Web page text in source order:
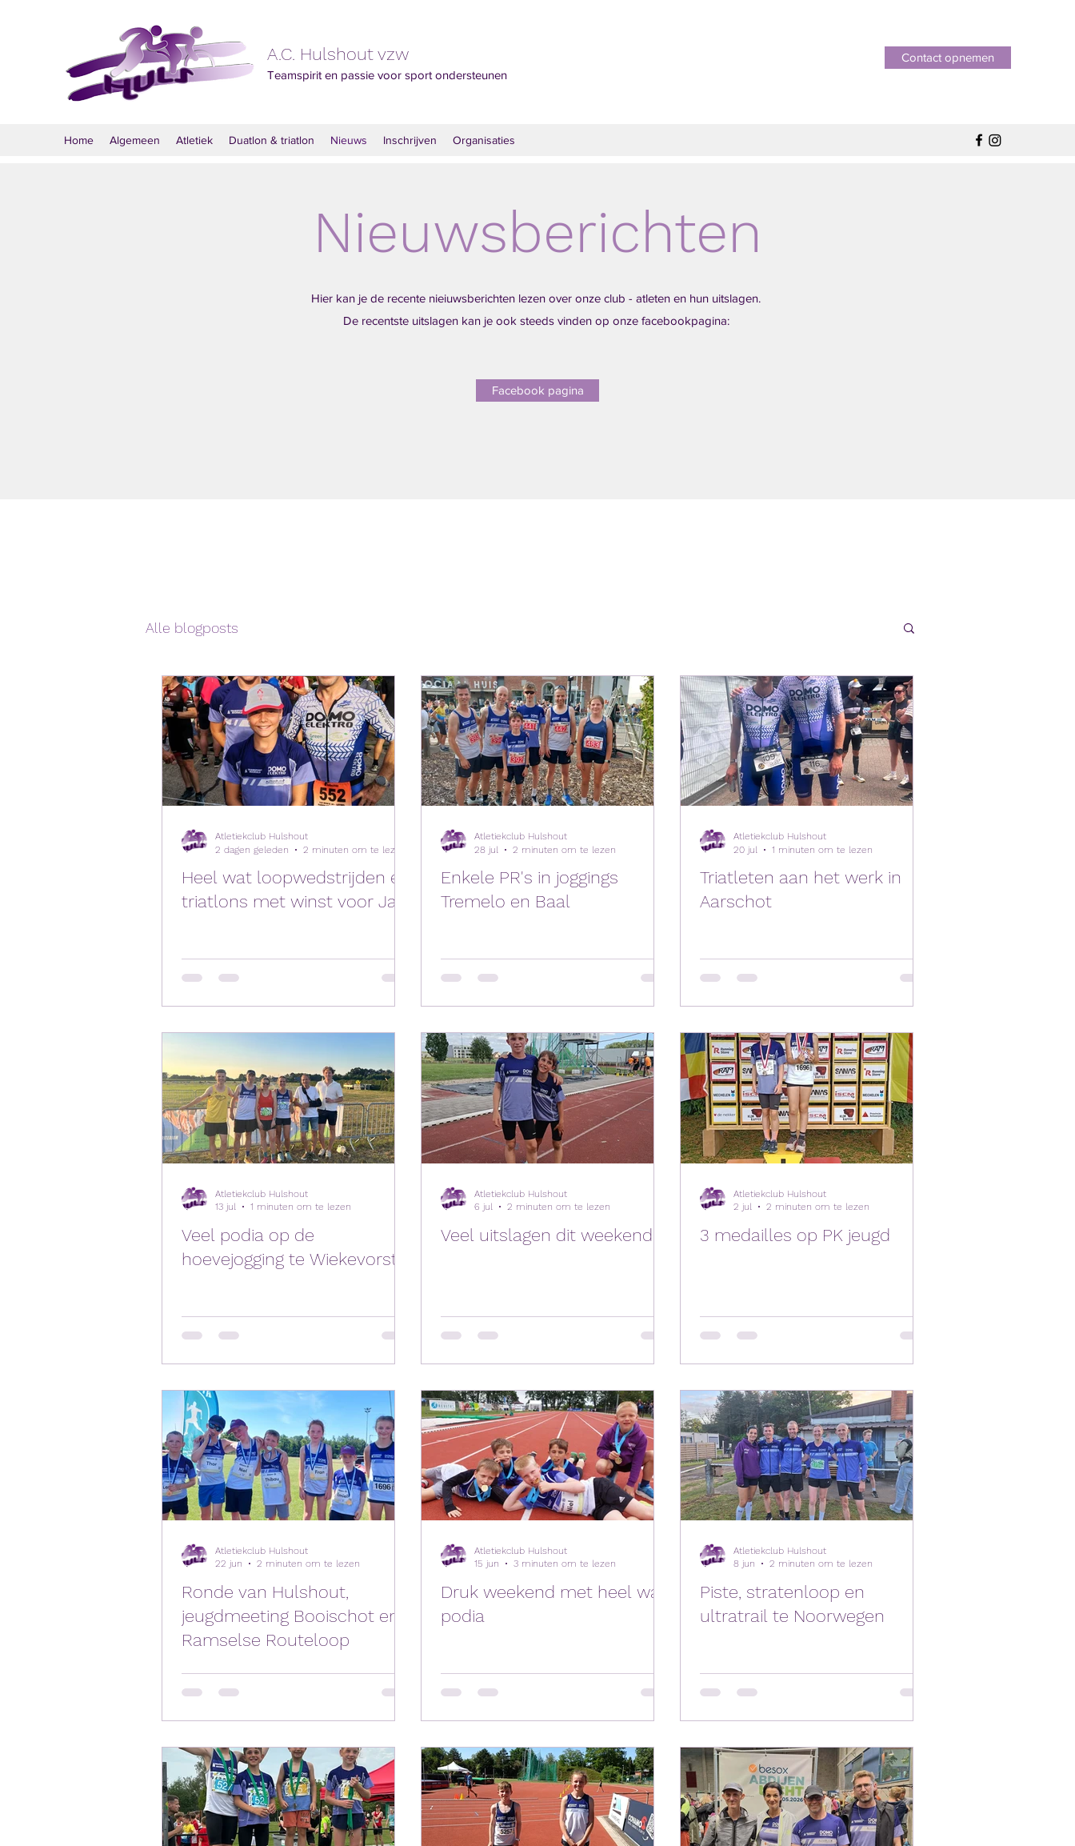
A.C. Hulshout vzw
Teamspirit en passie voor sport ondersteunen
Contact opnemen
Home Algemeen Atletiek Duatlon & triatlon Nieuws Inschrijven Organisaties
Nieuwsberichten
Hier kan je de recente nieiuwsberichten lezen over onze club - atleten en hun uitslagen.
De recentste uitslagen kan je ook steeds vinden op onze facebookpagina:
Facebook pagina
Alle blogposts
Heel wat loopwedstrijden en
triatlons met winst voor Jari
Atletiekclub Hulshout
2 dagen geleden
Enkele PR's in joggings
Tremelo en Baal
Atletiekclub Hulshout
28 jul
2 minuten om te lezen
Triatleten aan het werk in
Aarschot
Atletiekclub Hulshout
20 jul
1 minuten om te lezen
Veel podia op de
hoevejogging te Wiekevorst
Atletiekclub Hulshout
13 jul
1 minuten om te lezen
Veel uitslagen dit weekend
Atletiekclub Hulshout
6 jul
2 minuten om te lezen
3 medailles op PK jeugd
Atletiekclub Hulshout
2 jul
2 minuten om te lezen
Ronde van Hulshout,
jeugdmeeting Booischot en
Ramselse Routeloop
Atletiekclub Hulshout
22 jun
2 minuten om te lezen
Druk weekend met heel wat
podia
Atletiekclub Hulshout
15 jun
3 minuten om te lezen
Piste, stratenloop en
ultratrail te Noorwegen
Atletiekclub Hulshout
8 jun
2 minuten om te lezen